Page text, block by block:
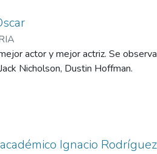
actor y mejor actriz. Se
Nicholson, Dustin Hoffman.
Ignacio